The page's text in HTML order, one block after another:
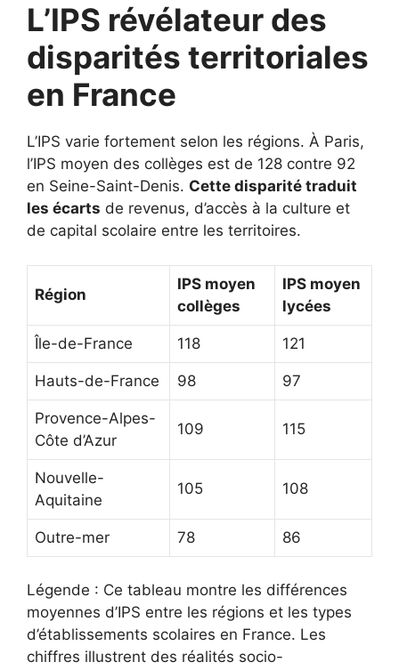
L’IPS révélateur des
disparités territoriales
en France
L’IPS varie fortement selon les régions. À Paris,
l’IPS moyen des collèges est de 128 contre 92
en Seine-Saint-Denis. Cette disparité traduit
les écarts de revenus, d’accès à la culture et
de capital scolaire entre les territoires.
Région
IPS moyen
collèges
IPS moyen
lycées
Île-de-France 118 121
Hauts-de-France 98 97
Provence-Alpes-
Côte d’Azur
109 115
Nouvelle-
Aquitaine
105 108
Outre-mer 78 86
Légende : Ce tableau montre les différences
moyennes d’IPS entre les régions et les types
d’établissements scolaires en France. Les
chiffres illustrent des réalités socio-